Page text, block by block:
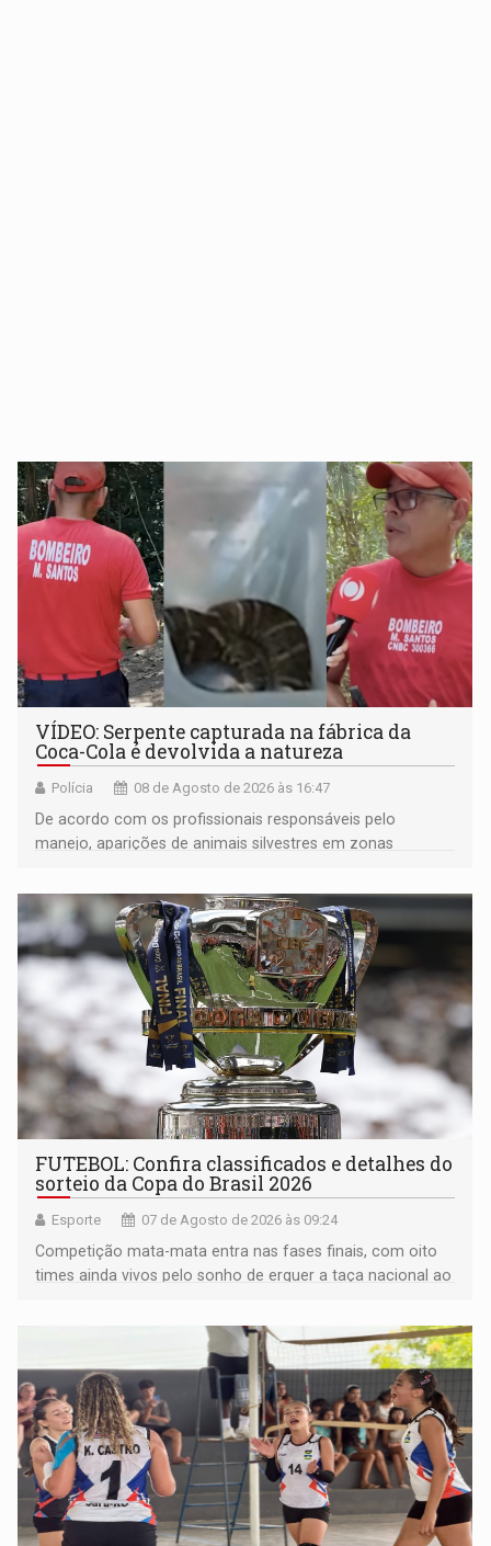
VÍDEO: Serpente capturada na fábrica da
Coca-Cola é devolvida a natureza
Polícia 08 de Agosto de 2026 às 16:47
De acordo com os profissionais responsáveis pelo
manejo, aparições de animais silvestres em zonas
FUTEBOL: Confira classificados e detalhes do
sorteio da Copa do Brasil 2026
Esporte 07 de Agosto de 2026 às 09:24
Competição mata-mata entra nas fases finais, com oito
times ainda vivos pelo sonho de erguer a taça nacional ao